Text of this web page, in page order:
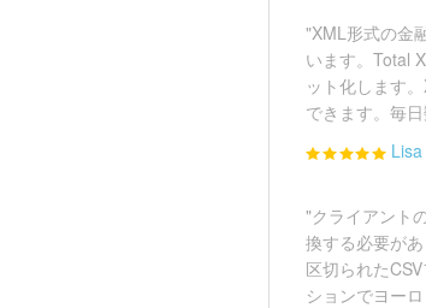
"XML形式の金
います。Total
ット化します
できます。毎
"クライアント
換する必要が
区切られた
ションでヨー